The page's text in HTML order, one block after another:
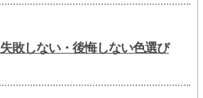
失敗しない・後悔しない色選び